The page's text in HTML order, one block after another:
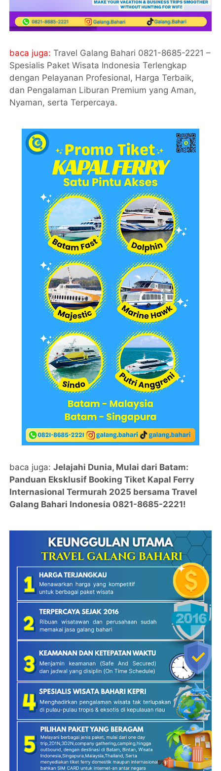
baca juga:Travel Galang Bahari 0821-8685-2221 –
Spesialis Paket Wisata Indonesia Terlengkap
dengan Pelayanan Profesional, Harga Terbaik,
dan Pengalaman Liburan Premium yang Aman,
Nyaman, serta Terpercaya.
baca juga:Jelajahi Dunia, Mulai dari Batam:
Panduan Eksklusif Booking Tiket Kapal Ferry
Internasional Termurah 2025 bersama Travel
Galang Bahari Indonesia 0821-8685-2221!